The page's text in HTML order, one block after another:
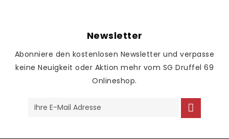
Newsletter
Abonniere den kostenlosen Newsletter und verpasse
keine Neuigkeit oder Aktion mehr vom SG Druffel 69
Onlineshop.